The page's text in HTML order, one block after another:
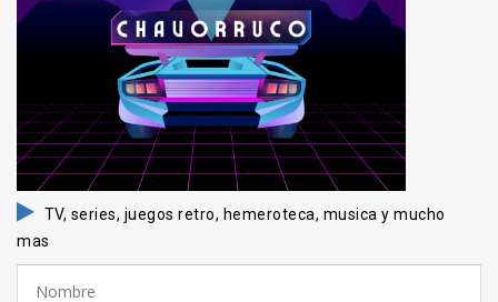
TV, series, juegos retro, hemeroteca, musica y mucho
mas